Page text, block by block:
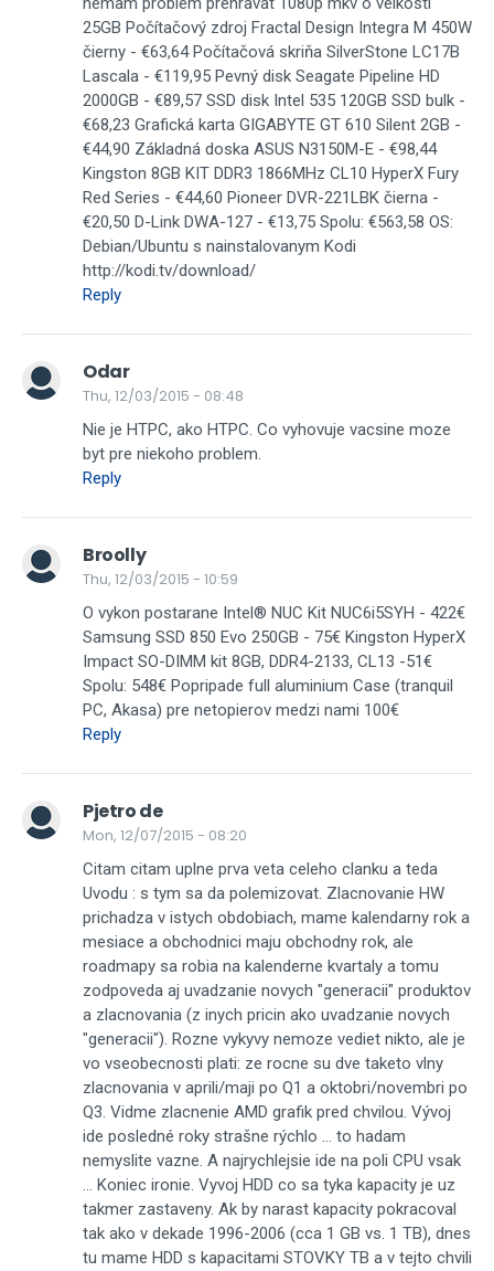
25GB Počítačový zdroj Fractal Design Integra M 450W
čierny - €63,64 Počítačová skriňa SilverStone LC17B
Lascala - €119,95 Pevný disk Seagate Pipeline HD
2000GB - €89,57 SSD disk Intel 535 120GB SSD bulk -
€68,23 Grafická karta GIGABYTE GT 610 Silent 2GB -
€44,90 Základná doska ASUS N3150M-E - €98,44
Kingston 8GB KIT DDR3 1866MHz CL10 HyperX Fury
Red Series - €44,60 Pioneer DVR-221LBK čierna -
€20,50 D-Link DWA-127 - €13,75 Spolu: €563,58 OS:
Debian/Ubuntu s nainstalovanym Kodi
http://kodi.tv/download/
Reply
Odar
Thu, 12/03/2015 - 08:48
Nie je HTPC, ako HTPC. Co vyhovuje vacsine moze
byt pre niekoho problem.
Reply
Broolly
Thu, 12/03/2015 - 10:59
O vykon postarane Intel® NUC Kit NUC6i5SYH - 422€
Samsung SSD 850 Evo 250GB - 75€ Kingston HyperX
Impact SO-DIMM kit 8GB, DDR4-2133, CL13 -51€
Spolu: 548€ Popripade full aluminium Case (tranquil
PC, Akasa) pre netopierov medzi nami 100€
Reply
Pjetro de
Mon, 12/07/2015 - 08:20
Citam citam uplne prva veta celeho clanku a teda
Uvodu : s tym sa da polemizovat. Zlacnovanie HW
prichadza v istych obdobiach, mame kalendarny rok a
mesiace a obchodnici maju obchodny rok, ale
roadmapy sa robia na kalenderne kvartaly a tomu
zodpoveda aj uvadzanie novych "generacii" produktov
a zlacnovania (z inych pricin ako uvadzanie novych
"generacii"). Rozne vykyvy nemoze vediet nikto, ale je
vo vseobecnosti plati: ze rocne su dve taketo vlny
zlacnovania v aprili/maji po Q1 a oktobri/novembri po
Q3. Vidme zlacnenie AMD grafik pred chvilou. Vývoj
ide posledné roky strašne rýchlo ... to hadam
nemyslite vazne. A najrychlejsie ide na poli CPU vsak
... Koniec ironie. Vyvoj HDD co sa tyka kapacity je uz
takmer zastaveny. Ak by narast kapacity pokracoval
tak ako v dekade 1996-2006 (cca 1 GB vs. 1 TB), dnes
tu mame HDD s kapacitami STOVKY TB a v tejto chvili